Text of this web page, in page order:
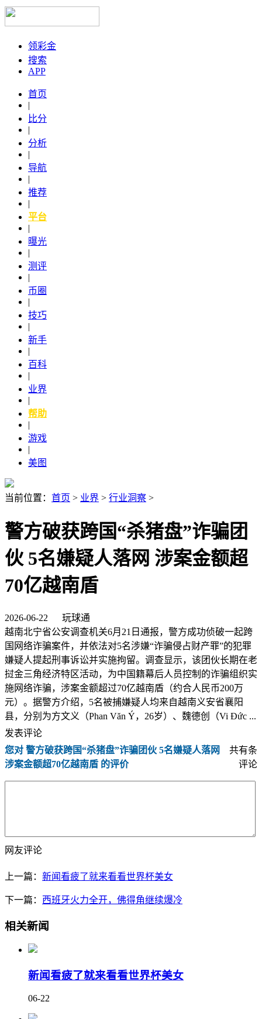
领彩金
搜索
APP
首页
|
比分
|
分析
|
导航
|
推荐
|
平台
|
曝光
|
测评
|
币圈
|
技巧
|
新手
|
百科
|
业界
|
帮助
|
游戏
|
美图
当前位置： 首页 > 业界 > 行业洞察 >
警方破获跨国“杀猪盘”诈骗团
伙 5名嫌疑人落网 涉案金额超
70亿越南盾
2026-06-22 玩球通
越南北宁省公安调查机关6月21日通报，警方成功侦破一起跨
国网络诈骗案件，并依法对5名涉嫌“诈骗侵占财产罪”的犯罪
嫌疑人提起刑事诉讼并实施拘留。调查显示，该团伙长期在老
挝金三角经济特区活动，为中国籍幕后人员控制的诈骗组织实
施网络诈骗，涉案金额超过70亿越南盾（约合人民币200万
元）。据警方介绍，5名被捕嫌疑人均来自越南义安省襄阳
县，分别为方文义（Phan Văn Ý，26岁）、魏德创（Vi Đức ...
发表评论
您对 警方破获跨国“杀猪盘”诈骗团伙 5名嫌疑人落网
涉案金额超70亿越南盾 的评价
共有条
评论
网友评论
上一篇： 新闻看疲了就来看看世界杯美女
下一篇： 西班牙火力全开，佛得角继续爆冷
相关新闻
新闻看疲了就来看看世界杯美女
06-22